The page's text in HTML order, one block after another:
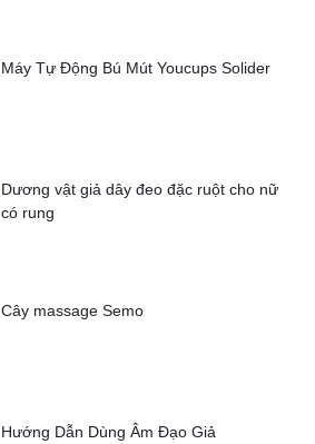
Máy Tự Động Bú Mút Youcups Solider
Dương vật giả dây đeo đặc ruột cho nữ
có rung
Cây massage Semo
Hướng Dẫn Dùng Âm Đạo Giả